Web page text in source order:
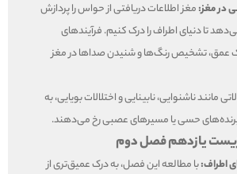
در مغز:مغز اطلاعات دریافتی از حواس را پردازش
تا دنیای اطراف را درک کنیم. فرآیندهای
عمق، تشخیص رنگ‌ها و شنیدن صداها در مغز
مانند ناشنوایی، نابینایی و اختلالات بویایی، به
حسی یا مسیرهای عصبی رخ می‌دهند.
یازدهم فصل دوم
اطراف:با مطالعه این فصل، به درک عمیق‌تری از